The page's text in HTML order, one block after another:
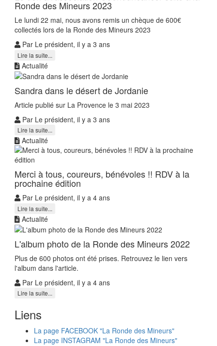
Ronde des Mineurs 2023
Le lundi 22 mai, nous avons remis un chèque de 600€
collectés lors de la Ronde des Mineurs 2023
Par Le président, il y a 3 ans
Lire la suite...
Actualité
Sandra dans le désert de Jordanie
Article publié sur La Provence le 3 mai 2023
Par Le président, il y a 3 ans
Lire la suite...
Actualité
Merci à tous, coureurs, bénévoles !! RDV à la
prochaine édition
Par Le président, il y a 4 ans
Lire la suite...
Actualité
L'album photo de la Ronde des Mineurs 2022
Plus de 600 photos ont été prises. Retrouvez le lien vers
l'album dans l'article.
Par Le président, il y a 4 ans
Lire la suite...
Liens
La page FACEBOOK "La Ronde des Mineurs"
La page INSTAGRAM "La Ronde des Mineurs"